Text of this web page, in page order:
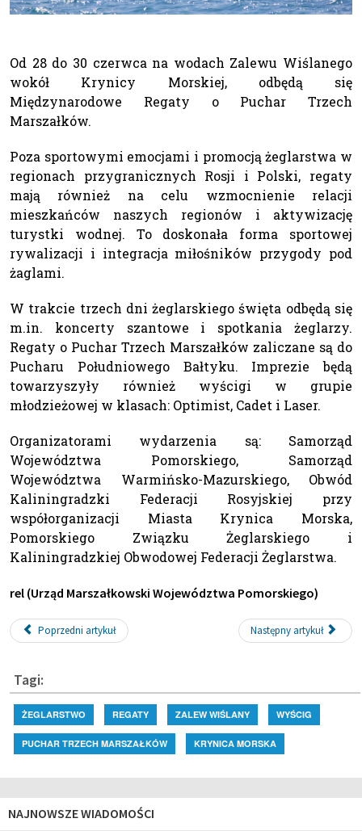
Od 28 do 30 czerwca na wodach Zalewu Wiślanego
wokół Krynicy Morskiej, odbędą się
Międzynarodowe Regaty o Puchar Trzech
Marszałków.
Poza sportowymi emocjami i promocją żeglarstwa w
regionach przygranicznych Rosji i Polski, regaty
mają również na celu wzmocnienie relacji
mieszkańców naszych regionów i aktywizację
turystki wodnej. To doskonała forma sportowej
rywalizacji i integracja miłośników przygody pod
żaglami.
W trakcie trzech dni żeglarskiego święta odbędą się
m.in. koncerty szantowe i spotkania żeglarzy.
Regaty o Puchar Trzech Marszałków zaliczane są do
Pucharu Południowego Bałtyku. Imprezie będą
towarzyszyły również wyścigi w grupie
młodzieżowej w klasach: Optimist, Cadet i Laser.
Organizatorami wydarzenia są: Samorząd
Województwa Pomorskiego, Samorząd
Województwa Warmińsko-Mazurskiego, Obwód
Kaliningradzki Federacji Rosyjskiej przy
współorganizacji Miasta Krynica Morska,
Pomorskiego Związku Żeglarskiego i
Kaliningradzkiej Obwodowej Federacji Żeglarstwa.
rel (Urząd Marszałkowski Województwa Pomorskiego)
Poprzedni artykuł Następny artykuł
Tagi:
ŻEGLARSTWO REGATY ZALEW WIŚLANY WYŚCIG
PUCHAR TRZECH MARSZAŁKÓW KRYNICA MORSKA
NAJNOWSZE WIADOMOŚCI